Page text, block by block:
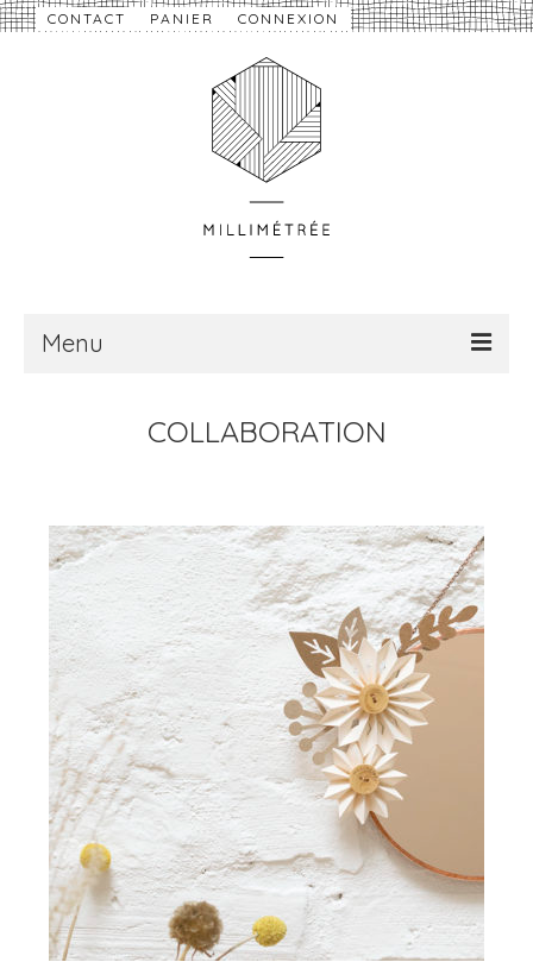
CONTACT PANIER CONNEXION
Menu
Les Ateliers
COLLABORATION